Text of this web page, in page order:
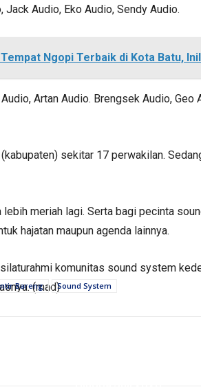
Jack Audio, Eko Audio, Sendy Audio.
Ngopi Terbaik di Kota Batu,
Artan Audio. Brengsek Audio, Geo
sekitar 17 perwakilan.
lebih meriah lagi. Serta bagi pecinta
hajatan maupun agenda lainnya.
komunitas sound system
(mad)
Bareng Sound System